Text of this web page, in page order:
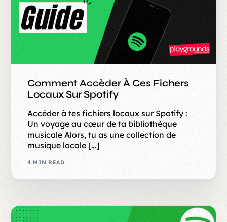
Comment Accèder À Ces Fichers
Locaux Sur Spotify
Accéder à tes fichiers locaux sur Spotify :
Un voyage au cœur de ta bibliothèque
musicale Alors, tu as une collection de
musique locale […]
4 MIN READ